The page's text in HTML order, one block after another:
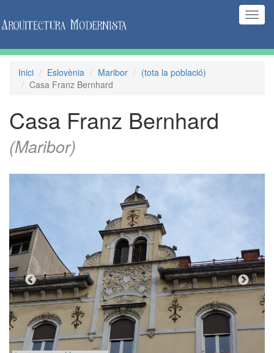
Inici Eslovènia Maribor
(tota la població)
Casa Franz Bernhard
Casa Franz Bernhard
(Maribor)